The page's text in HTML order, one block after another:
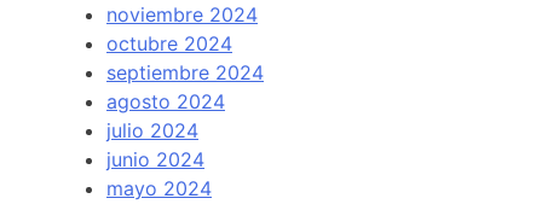
noviembre 2024
octubre 2024
septiembre 2024
agosto 2024
julio 2024
junio 2024
mayo 2024